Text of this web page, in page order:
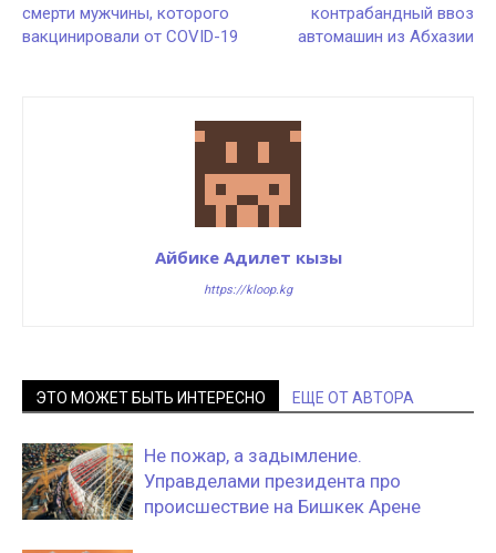
смерти мужчины, которого
вакцинировали от COVID-19
контрабандный ввоз
автомашин из Абхазии
Айбике Адилет кызы
https://kloop.kg
ЭТО МОЖЕТ БЫТЬ ИНТЕРЕСНО ЕЩЕ ОТ АВТОРА
Не пожар, а задымление.
Управделами президента про
происшествие на Бишкек Арене